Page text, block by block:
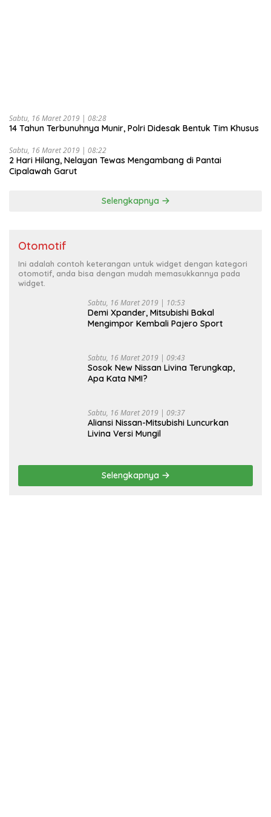
Sabtu, 16 Maret 2019 | 08:28
14 Tahun Terbunuhnya Munir, Polri Didesak Bentuk Tim Khusus
Sabtu, 16 Maret 2019 | 08:22
2 Hari Hilang, Nelayan Tewas Mengambang di Pantai
Cipalawah Garut
Selengkapnya
Otomotif
Ini adalah contoh keterangan untuk widget dengan kategori
otomotif, anda bisa dengan mudah memasukkannya pada
widget.
Sabtu, 16 Maret 2019 | 10:53
Demi Xpander, Mitsubishi Bakal
Mengimpor Kembali Pajero Sport
Sabtu, 16 Maret 2019 | 09:43
Sosok New Nissan Livina Terungkap,
Apa Kata NMI?
Sabtu, 16 Maret 2019 | 09:37
Aliansi Nissan-Mitsubishi Luncurkan
Livina Versi Mungil
Selengkapnya